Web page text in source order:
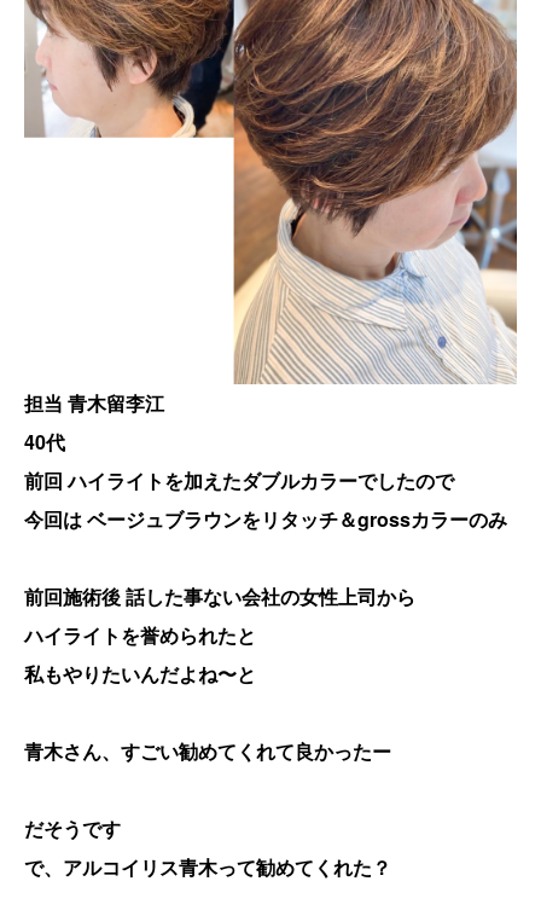
担当 青木留李江
40代
前回 ハイライトを加えたダブルカラーでしたので
今回は ベージュブラウンをリタッチ＆grossカラーのみ
前回施術後話した事ない会社の女性上司から
ハイライトを誉められたと
私もやりたいんだよね〜と
青木さん、すごい勧めてくれて良かったー
だそうです
で、アルコイリス青木って勧めてくれた？